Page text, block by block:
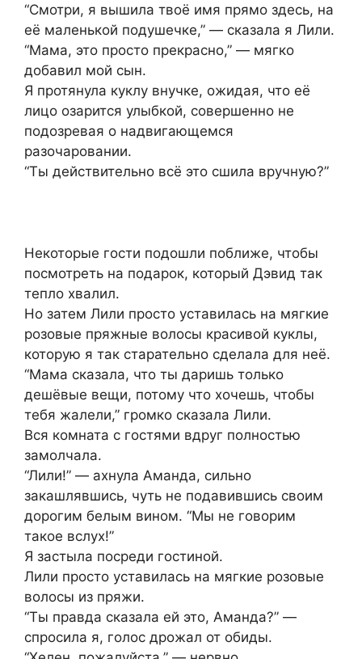
“Смотри, я вышила твоё имя прямо здесь, на
её маленькой подушечке,” — сказала я Лили.
“Мама, это просто прекрасно,” — мягко
добавил мой сын.
Я протянула куклу внучке, ожидая, что её
лицо озарится улыбкой, совершенно не
подозревая о надвигающемся
разочаровании.
“Ты действительно всё это сшила вручную?”
Некоторые гости подошли поближе, чтобы
посмотреть на подарок, который Дэвид так
тепло хвалил.
Но затем Лили просто уставилась на мягкие
розовые пряжные волосы красивой куклы,
которую я так старательно сделала для неё.
“Мама сказала, что ты даришь только
дешёвые вещи, потому что хочешь, чтобы
тебя жалели,” громко сказала Лили.
Вся комната с гостями вдруг полностью
замолчала.
“Лили!” — ахнула Аманда, сильно
закашлявшись, чуть не подавившись своим
дорогим белым вином. “Мы не говорим
такое вслух!”
Я застыла посреди гостиной.
Лили просто уставилась на мягкие розовые
волосы из пряжи.
“Ты правда сказала ей это, Аманда?” —
спросила я, голос дрожал от обиды.